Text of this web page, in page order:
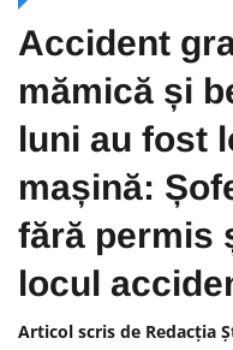
Accident
mămică și
luni au fost
mașină:
fără permis
locul
Articol scris de Redacția